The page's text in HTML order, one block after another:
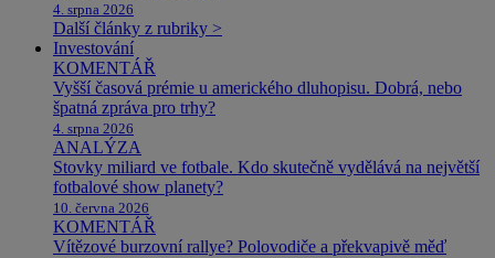
4. srpna 2026
Další články z rubriky >
Investování
KOMENTÁŘ
Vyšší časová prémie u amerického dluhopisu. Dobrá, nebo
špatná zpráva pro trhy?
4. srpna 2026
ANALÝZA
Stovky miliard ve fotbale. Kdo skutečně vydělává na největší
fotbalové show planety?
10. června 2026
KOMENTÁŘ
Vítězové burzovní rallye? Polovodiče a překvapivě měď